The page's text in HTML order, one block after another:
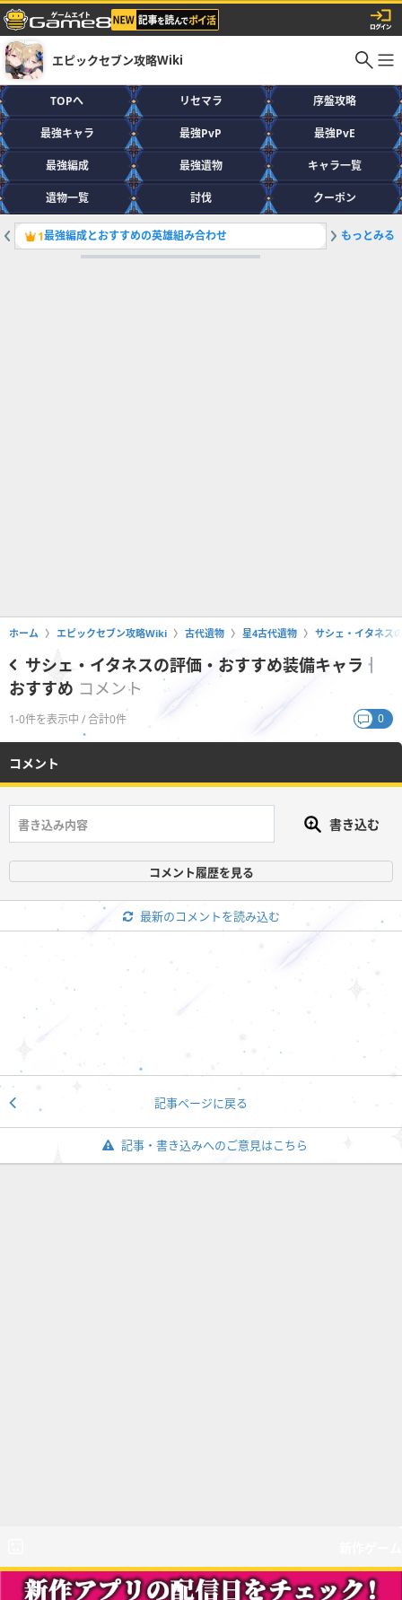
エピックセブン攻略Wiki
TOPへ リセマラ 序盤攻略
最強キャラ 最強PvP 最強PvE
最強編成 最強遺物 キャラ一覧
遺物一覧 討伐 クーポン
1最強編成とおすすめの英雄組み合わせ 2真実の
もっとみる
ホーム エピックセブン攻略Wiki 古代遺物 星4古代遺物 サシェ・イタネス
サシェ・イタネスの評価・おすすめ装備キャラ｜
おすすめ コメント
1-0件を表示中 / 合計0件 0
コメント
書き込む
コメント履歴を見る
最新のコメントを読み込む
記事ページに戻る
記事・書き込みへのご意見はこちら